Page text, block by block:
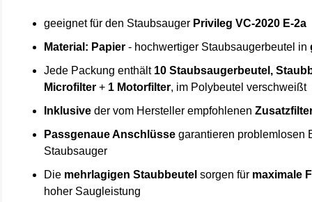
geeignet für den Staubsauger Privileg VC-2020 E-2a
Material: Papier - hochwertiger Staubsaugerbeutel in
Jede Packung enthält 10 Staubsaugerbeutel,
Microfilter + 1 Motorfilter, im Polybeutel verschweißt
Inklusive der vom Hersteller empfohlenen
Passgenaue Anschlüsse garantieren problemlosen
Staubsauger
Die mehrlagigen Staubbeutel sorgen für maximale
hoher Saugleistung